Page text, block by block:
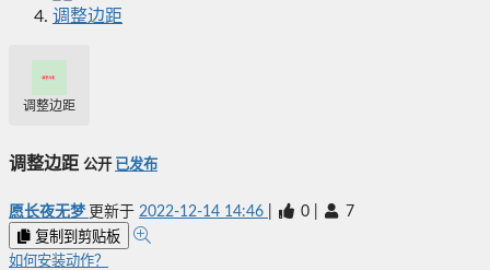
调整边距
调整边距
调整边距 公开 已发布
愿长夜无梦 更新于 2022-12-14 14:46 0 7
复制到剪贴板
如何安装动作？